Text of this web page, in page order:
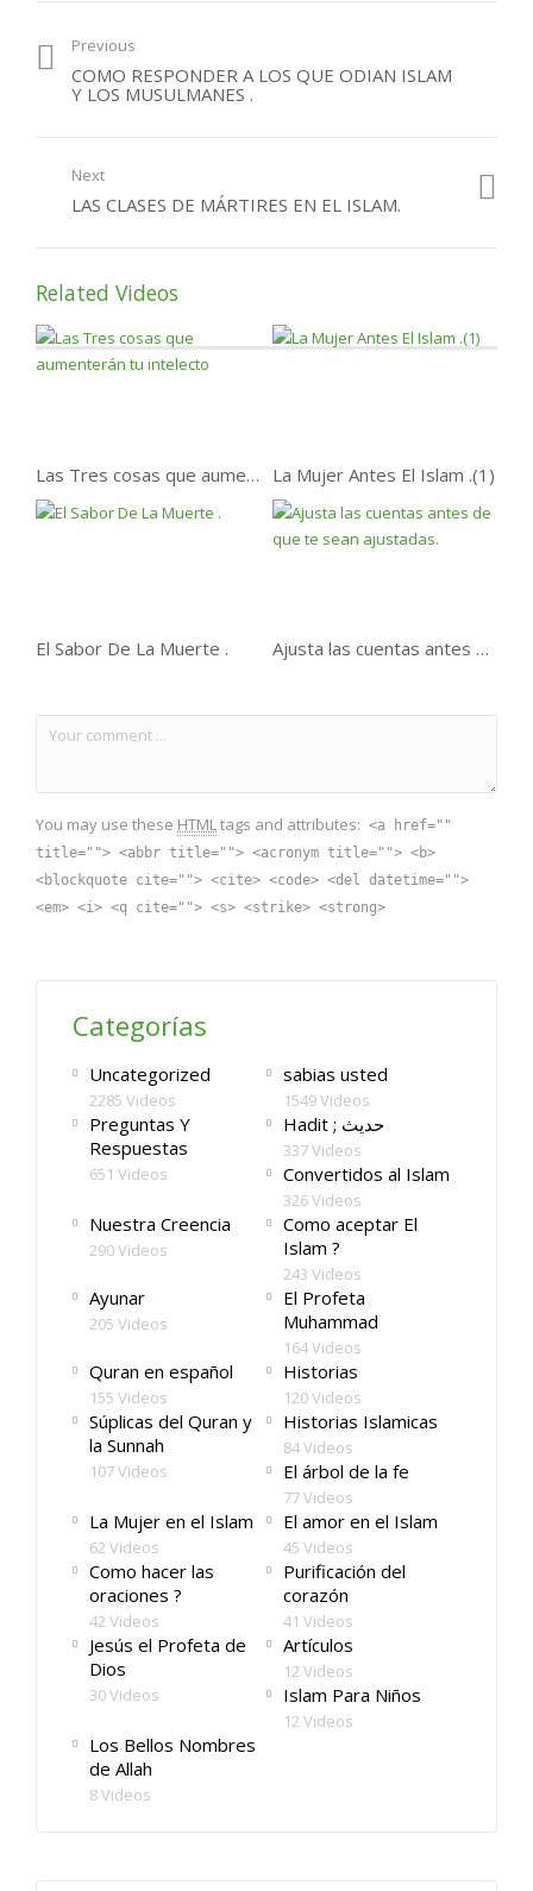
Generaciones ?
Previous
COMO RESPONDER A LOS QUE ODIAN ISLAM
Y LOS MUSULMANES .
Next
LAS CLASES DE MÁRTIRES EN EL ISLAM.
Related Videos
Las Tres cosas que aumenterán tu intelecto La Mujer Antes El Islam .(1)
El Sabor De La Muerte . Ajusta las cuentas antes de que te sean ajustadas.
You may use these HTMLtags and attributes: <a href=""
title=""> <abbr title=""> <acronym title=""> <b>
<blockquote cite=""> <cite> <code> <del datetime="">
<em> <i> <q cite=""> <s> <strike> <strong>
Categorías
Uncategorized
2285 Videos
sabias usted
1549 Videos
Preguntas Y
Respuestas
651 Videos
Hadit ; حديث
337 Videos
Convertidos al Islam
326 Videos
Nuestra Creencia
290 Videos
Como aceptar El
Islam ?
243 Videos
Ayunar
205 Videos
El Profeta
Muhammad
164 Videos
Quran en español
155 Videos
Historias
120 Videos
Súplicas del Quran y
la Sunnah
107 Videos
Historias Islamicas
84 Videos
El árbol de la fe
77 Videos
La Mujer en el Islam
62 Videos
El amor en el Islam
45 Videos
Como hacer las
oraciones ?
42 Videos
Purificación del
corazón
41 Videos
Jesús el Profeta de
Dios
30 Videos
Artículos
12 Videos
Islam Para Niños
12 Videos
Los Bellos Nombres
de Allah
8 Videos